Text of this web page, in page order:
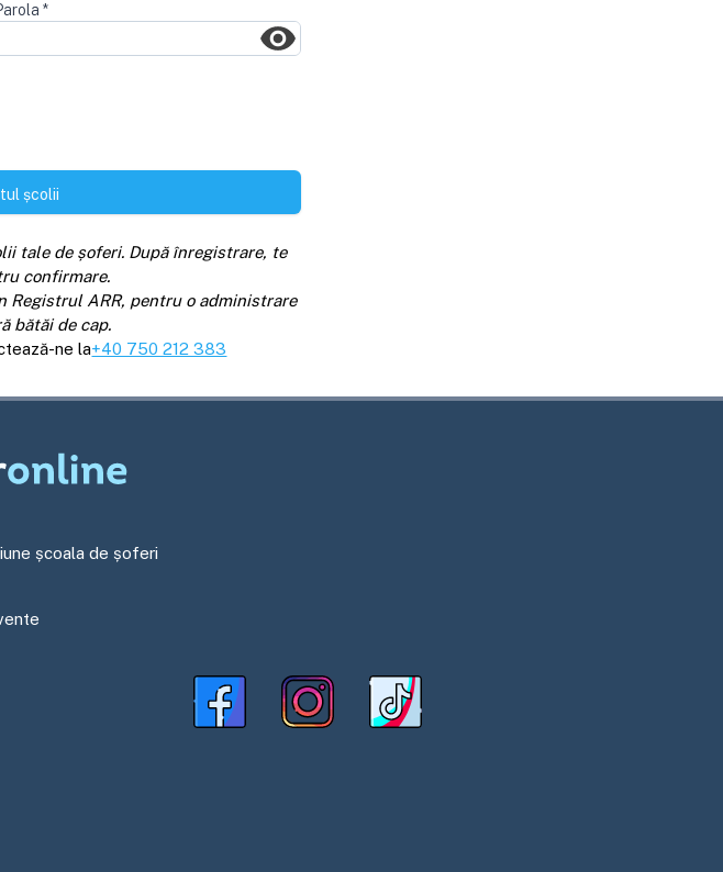
*
școlii
tale de șoferi. După înregistrare, te
confirmare.
Registrul ARR, pentru o administrare
bătăi de cap.
ne la+40 750 212 383
școala de șoferi